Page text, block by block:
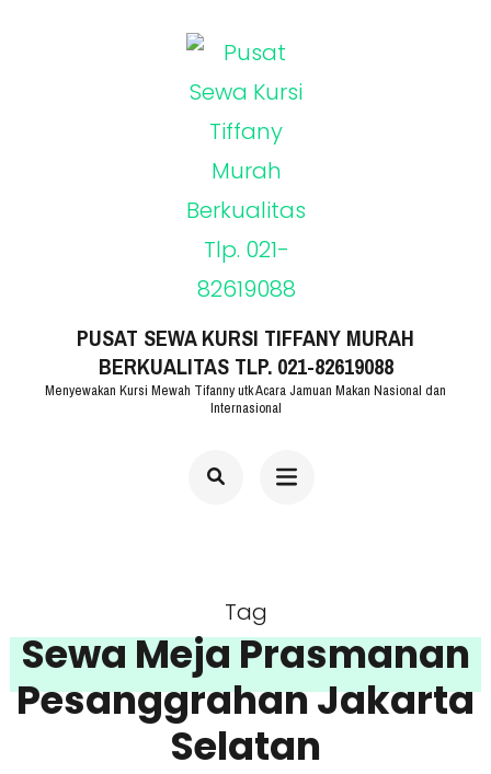
PUSAT SEWA KURSI TIFFANY MURAH
BERKUALITAS TLP. 021-82619088
Menyewakan Kursi Mewah Tifanny utk Acara Jamuan Makan Nasional dan
Internasional
Tag
Sewa Meja Prasmanan
Pesanggrahan Jakarta
Selatan